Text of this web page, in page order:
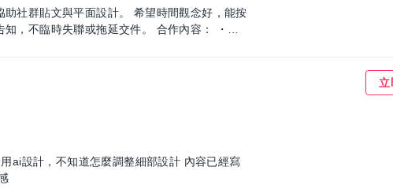
社群貼文與平面設計。 希望時間觀念好，能按
失聯或拖延交件。 合作內容： ・社
完稿經驗 ・可處理名片、海報、DM、大圖輸出
ai設計，不知道怎麼調整細部設計 內容已經寫
立